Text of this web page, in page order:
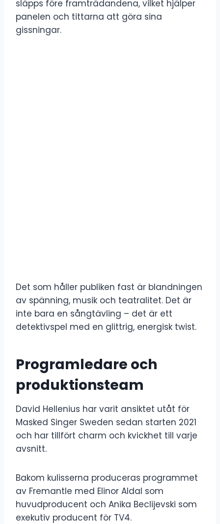
släpps före framträdandena, vilket hjälper
panelen och tittarna att göra sina
gissningar.
Det som håller publiken fast är blandningen
av spänning, musik och teatralitet. Det är
inte bara en sångtävling – det är ett
detektivspel med en glittrig, energisk twist.
Programledare och
produktionsteam
David Hellenius har varit ansiktet utåt för
Masked Singer Sweden sedan starten 2021
och har tillfört charm och kvickhet till varje
avsnitt.
Bakom kulisserna produceras programmet
av Fremantle med Elinor Aldal som
huvudproducent och Anika Beclijevski som
exekutiv producent för TV4.